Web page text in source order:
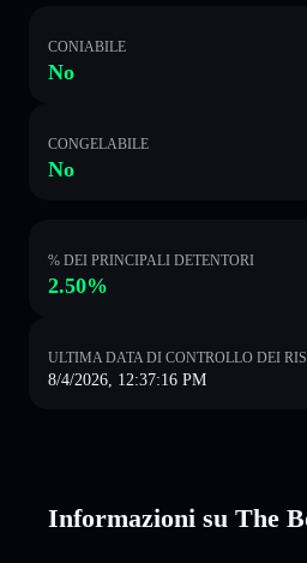
CONIABILE
No
CONGELABILE
No
% DEI PRINCIPALI DETENTORI
2.50%
ULTIMA DATA DI CONTROLLO DEI
8/4/2026, 12:37:16 PM
Informazioni su The